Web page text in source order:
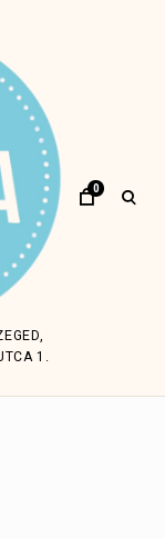
1.
0
open